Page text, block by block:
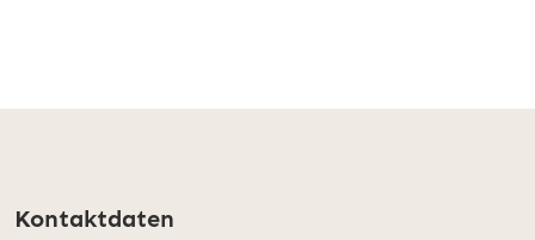
Kontaktdaten